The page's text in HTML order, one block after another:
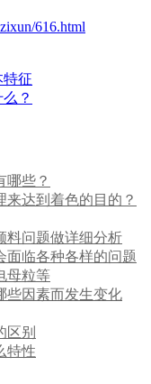
616.html
特征
？
哪些？
达到着色的目的？
料问题做详细分析
面临各种各样的问题
母粒等
些因素而发生变化
区别
特性